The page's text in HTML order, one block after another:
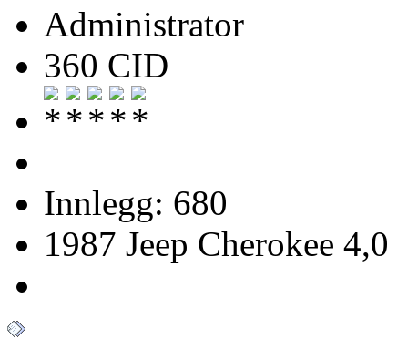
Administrator
360 CID
Innlegg: 680
1987 Jeep Cherokee 4,0